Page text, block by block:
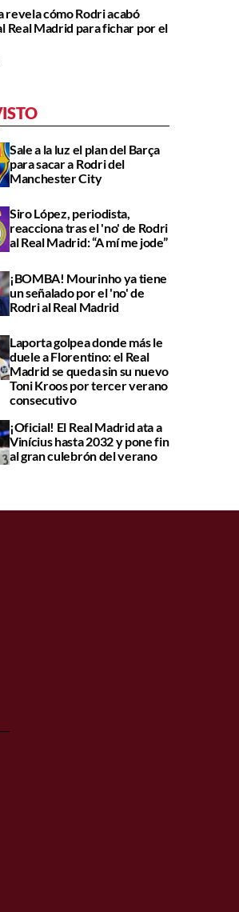
revela cómo Rodri acabó
Real Madrid para fichar por el
Sale a la luz el plan del Barça
para sacar a Rodri del
Manchester City
Siro López, periodista,
reacciona tras el 'no' de Rodri
al Real Madrid: “A mí me jode”
¡BOMBA! Mourinho ya tiene
un señalado por el 'no' de
Rodri al Real Madrid
Laporta golpea donde más le
duele a Florentino: el Real
Madrid se queda sin su nuevo
Toni Kroos por tercer verano
consecutivo
¡Oficial! El Real Madrid ata a
Vinícius hasta 2032 y pone fin
al gran culebrón del verano